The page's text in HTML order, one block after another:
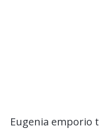
Eugenia emporio t